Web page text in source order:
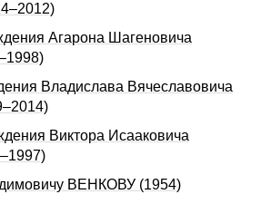
Агарона Шагеновича
Владислава Вячеславовича
Виктора Исааковича
ВЕНКОВУ (1954)